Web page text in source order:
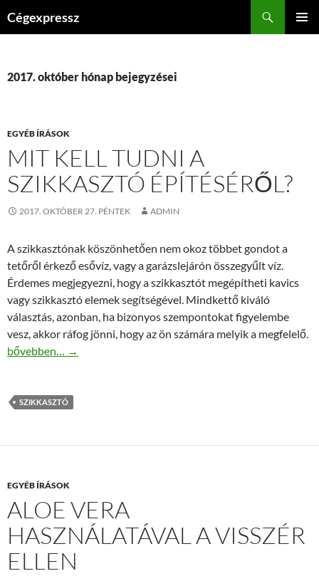
Cégexpressz
2017. október hónap bejegyzései
EGYÉB ÍRÁSOK
MIT KELL TUDNI A
SZIKKASZTÓ ÉPÍTÉSÉRŐL?
2017. OKTÓBER 27. PÉNTEK ADMIN
A szikkasztónak köszönhetően nem okoz többet gondot a
tetőről érkező esővíz, vagy a garázslejárón összegyűlt víz.
Érdemes megjegyezni, hogy a szikkasztót megépítheti kavics
vagy szikkasztó elemek segítségével. Mindkettő kiváló
választás, azonban, ha bizonyos szempontokat figyelembe
vesz, akkor ráfog jönni, hogy az ön számára melyik a megfelelő.
Mit kell tudni a szikkasztó építéséről?
bővebben… →
SZIKKASZTÓ
EGYÉB ÍRÁSOK
ALOE VERA
HASZNÁLATÁVAL A VISSZÉR
ELLEN